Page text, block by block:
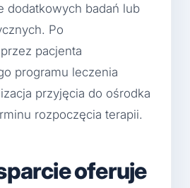
dodatkowych badań lub
Po
pacjenta
programu leczenia
przyjęcia do ośrodka
rozpoczęcia terapii.
oferuje